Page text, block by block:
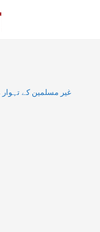
غیر مسلمین کے تہوار